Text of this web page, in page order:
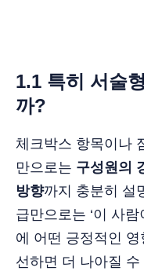
1.1 특히 서술
까?
체크박스 항목이나
만으로는 구성원의
방향까지 충분히 설
급만으로는 ‘이 사람
에 어떤 긍정적인 영
선하면 더 나아질